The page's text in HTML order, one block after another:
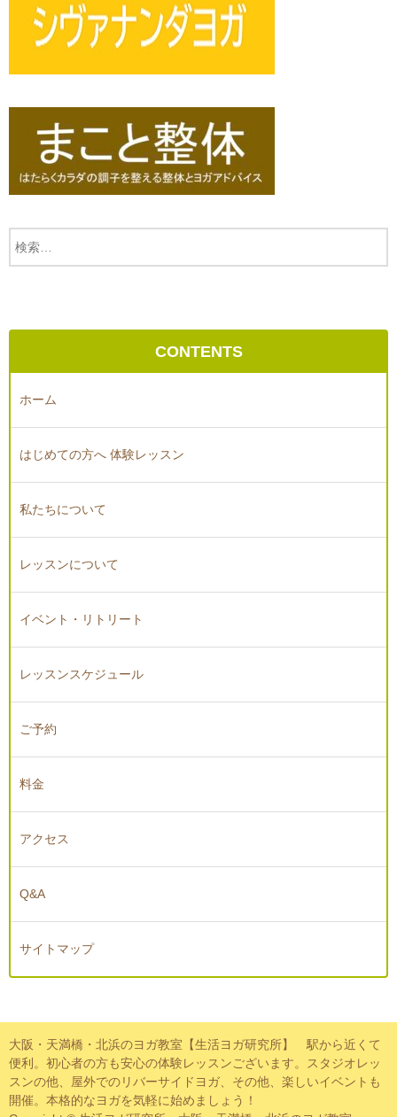
CONTENTS
ホーム
はじめての方へ 体験レッスン
私たちについて
レッスンについて
イベント・リトリート
レッスンスケジュール
ご予約
料金
アクセス
Q&A
サイトマップ
大阪・天満橋・北浜のヨガ教室【生活ヨガ研究所】 駅から近くて
便利。初心者の方も安心の体験レッスンございます。スタジオレッ
スンの他、屋外でのリバーサイドヨガ、その他、楽しいイベントも
開催。本格的なヨガを気軽に始めましょう！